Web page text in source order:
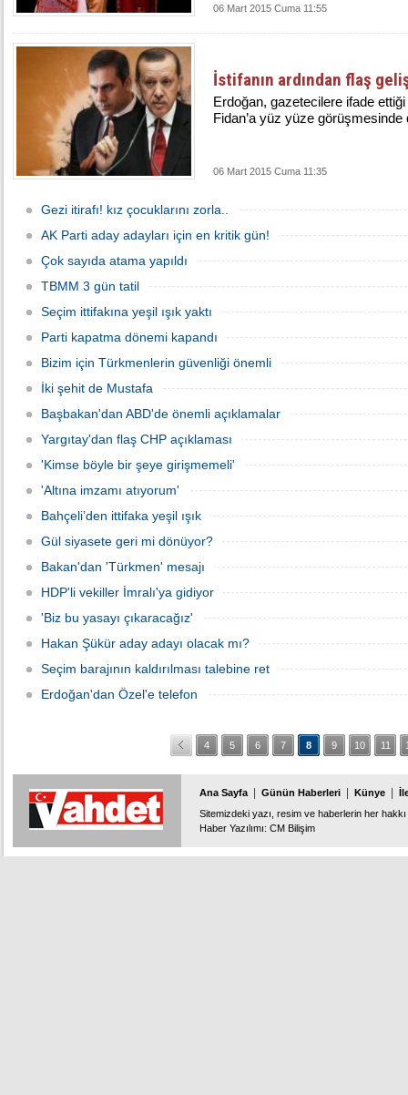
06 Mart 2015 Cuma 11:55
İstifanın ardından flaş
Erdoğan, gazetecilere ifade ettiği
Fidan’a yüz yüze görüşmesinde
06 Mart 2015 Cuma 11:35
Gezi itirafı! kız çocuklarını zorla..
AK Parti aday adayları için en kritik gün!
Çok sayıda atama yapıldı
TBMM 3 gün tatil
Seçim ittifakına yeşil ışık yaktı
Parti kapatma dönemi kapandı
Bizim için Türkmenlerin güvenliği önemli
İki şehit de Mustafa
Başbakan'dan ABD'de önemli açıklamalar
Yargıtay'dan flaş CHP açıklaması
'Kimse böyle bir şeye girişmemeli'
'Altına imzamı atıyorum'
Bahçeli’den ittifaka yeşil ışık
Gül siyasete geri mi dönüyor?
Bakan'dan 'Türkmen' mesajı
HDP'li vekiller İmralı'ya gidiyor
'Biz bu yasayı çıkaracağız'
Hakan Şükür aday adayı olacak mı?
Seçim barajının kaldırılması talebine ret
Erdoğan'dan Özel'e telefon
4 5 6 7 8 9 10 11
Ana Sayfa Günün Haberleri Künye
Sitemizdeki yazı, resim ve haberlerin her
Haber Yazılımı: CM Bilişim